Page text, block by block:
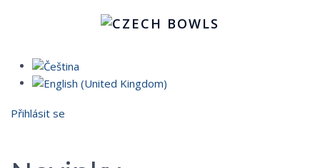
Přihlásit se